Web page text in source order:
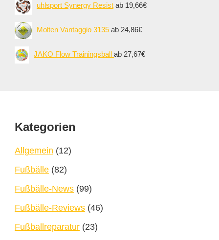
uhlsport Synergy Resist ab 19,66€
Molten Vantaggio 3135 ab 24,86€
JAKO Flow Trainingsballab 27,67€
Footer
Kategorien
Allgemein (12)
Fußbälle (82)
Fußbälle-News (99)
Fußbälle-Reviews (46)
Fußballreparatur (23)